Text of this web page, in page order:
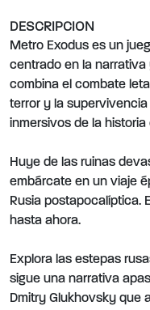
DESCRIPCION
Metro Exodus es un
centrado en la narrativa
combina el combate
terror y la
inmersivos de la historia
Huye de las ruinas
embárcate en un viaje
Rusia postapocalíptica.
hasta ahora.
Explora las estepas
sigue una narrativa
Dmitry Glukhovsky que